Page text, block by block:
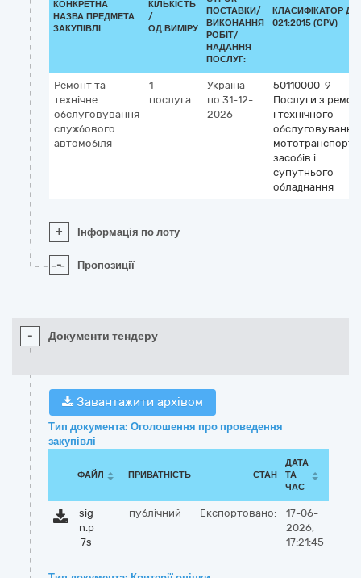
КОНКРЕТНА
НАЗВА ПРЕДМЕТА
ЗАКУПІВЛІ
КІЛЬКІСТЬ
/
ОД.ВИМІРУ
ПОСТАВКИ/
ВИКОНАННЯ
РОБІТ/
НАДАННЯ
ПОСЛУГ:
КЛАСИФІКАТОР ДК
021:2015 (CPV)
Ремонт та
технічне
обслуговування
службового
автомобіля
1
послуга
Україна
по 31-12-
2026
50110000-9
Послуги з
і технічного
обслуговування
засобів і
супутнього
обладнання
+ Інформація по лоту
- Пропозиції
- Документи тендеру
Завантажити архівом
Тип документа: Оголошення про проведення
закупівлі
ФАЙЛ ПРИВАТНІСТЬ СТАН
ДАТА
ТА
ЧАС
sig
n.p
7s
публічний Експортовано:
17-06-
2026,
17:21:45